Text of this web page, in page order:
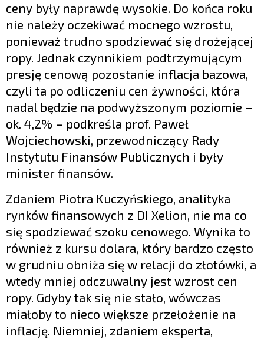
ceny były naprawdę wysokie. Do końca roku
nie należy oczekiwać mocnego wzrostu,
ponieważ trudno spodziewać się drożejącej
ropy. Jednak czynnikiem podtrzymującym
presję cenową pozostanie inflacja bazowa,
czyli ta po odliczeniu cen żywności, która
nadal będzie na podwyższonym poziomie –
ok. 4,2% – podkreśla prof. Paweł
Wojciechowski, przewodniczący Rady
Instytutu Finansów Publicznych i były
minister finansów.
Zdaniem Piotra Kuczyńskiego, analityka
rynków finansowych z DI Xelion, nie ma co
się spodziewać szoku cenowego. Wynika to
również z kursu dolara, który bardzo często
w grudniu obniża się w relacji do złotówki, a
wtedy mniej odczuwalny jest wzrost cen
ropy. Gdyby tak się nie stało, wówczas
miałoby to nieco większe przełożenie na
inflację. Niemniej, zdaniem eksperta,